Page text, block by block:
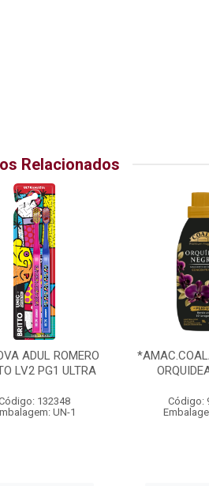
Relacionados
ADUL ROMERO
LV2 PG1 ULTRA
132348
UN-1
Código: